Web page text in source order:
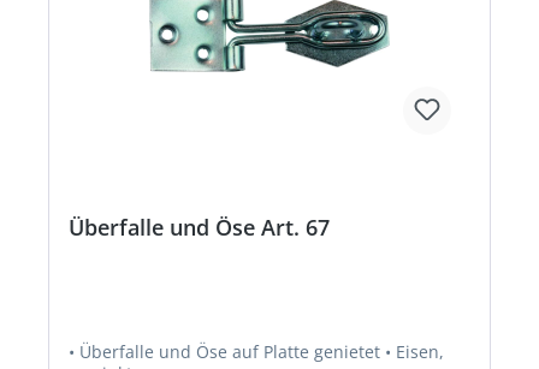
Überfalle und Öse Art. 67
• Überfalle und Öse auf Platte genietet • Eisen,